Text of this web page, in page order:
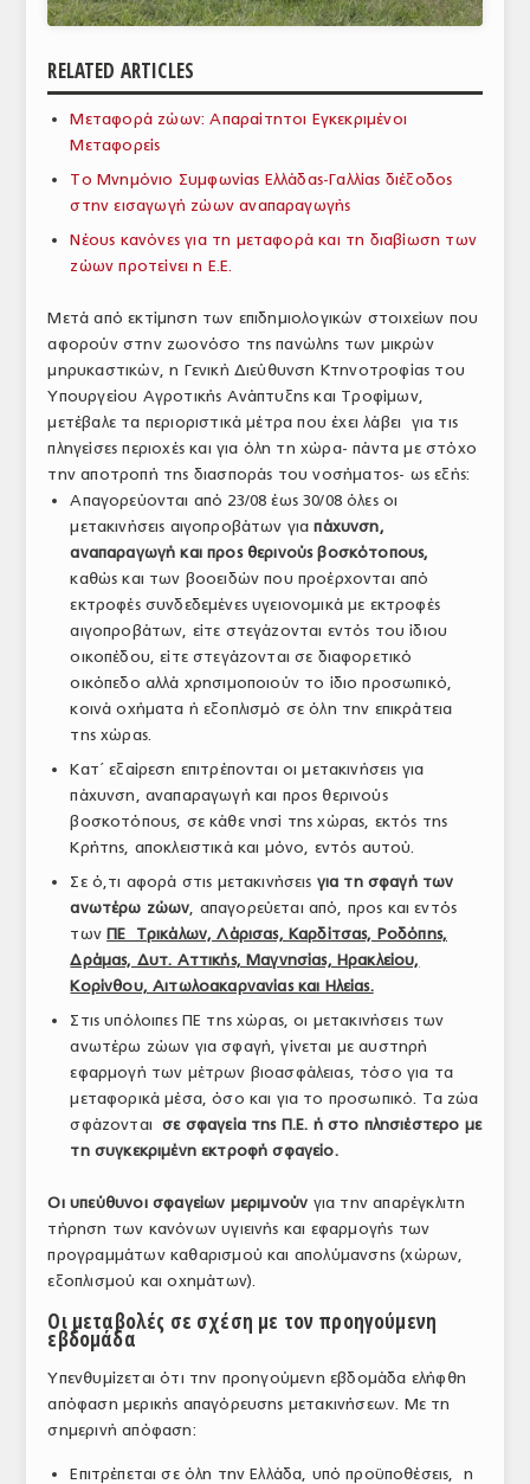
ΕΜΠΟΡΙΚΟΣ ΚΑΤΑΛΟΓΟΣ
ΠΑΡΑΓΩΓΗ & ΕΜΠΟΡΙΑ
ΣΦΑΓΕΙΑ
ΕΞΟΠΛΙΣΜΟΣ
ΥΠΗΡΕΣΙΕΣ
ΕΜΠΟΡΙΚΟΙ ΑΝΤΙΠΡΟΣΩΠΟΙ
ΝΟΜΟΘΕΣΙΑ
ΕΛΛΗΝΙΚΗ ΝΟΜΟΘΕΣΙΑ
ΕΥΡΩΠΑΪΚΗ ΝΟΜΟΘΕΣΙΑ
ΤΟ ΠΕΡΙΟΔΙΚΟ
Profile
ΑΡΧΕΙΟ ΤΕΥΧΩΝ
RELATED ARTICLES
Μεταφορά ζώων: Απαραίτητοι Εγκεκριμένοι
Μεταφορείς
To Μνημόνιο Συμφωνίας Ελλάδας-Γαλλίας διέξοδος
στην εισαγωγή ζώων αναπαραγωγής
Νέους κανόνες για τη μεταφορά και τη διαβίωση των
ζώων προτείνει η Ε.Ε.
Μετά από εκτίμηση των επιδημιολογικών στοιχείων που
αφορούν στην ζωονόσο της πανώλης των μικρών
μηρυκαστικών, η Γενική Διεύθυνση Κτηνοτροφίας του
Υπουργείου Αγροτικής Ανάπτυξης και Τροφίμων,
μετέβαλε τα περιοριστικά μέτρα που έχει λάβει για τις
πληγείσες περιοχές και για όλη τη χώρα- πάντα με στόχο
την αποτροπή της διασποράς του νοσήματος- ως εξής:
Απαγορεύονται από 23/08 έως 30/08 όλες οι
μετακινήσεις αιγοπροβάτων γιαπάχυνση,
αναπαραγωγή και προς θερινούς βοσκότοπους,
καθώς και των βοοειδών που προέρχονται από
εκτροφές συνδεδεμένες υγειονομικά με εκτροφές
αιγοπροβάτων, είτε στεγάζονται εντός του ίδιου
οικοπέδου, είτε στεγάζονται σε διαφορετικό
οικόπεδο αλλά χρησιμοποιούν το ίδιο προσωπικό,
κοινά οχήματα ή εξοπλισμό σε όλη την επικράτεια
της χώρας.
Κατ΄ εξαίρεση επιτρέπονται οι μετακινήσεις για
πάχυνση, αναπαραγωγή και προς θερινούς
βοσκοτόπους, σε κάθε νησί της χώρας, εκτός της
Κρήτης, αποκλειστικά και μόνο, εντός αυτού.
Σε ό,τι αφορά στις μετακινήσεις για τη σφαγή των
ανωτέρω ζώων, απαγορεύεται από, προς και εντός
των ΠΕ Τρικάλων, Λάρισας, Καρδίτσας, Ροδόπης,
Δράμας, Δυτ. Αττικής, Μαγνησίας, Ηρακλείου,
Κορίνθου, Αιτωλοακαρνανίας και Ηλείας.
Στις υπόλοιπες ΠΕ της χώρας, οι μετακινήσεις των
ανωτέρω ζώων για σφαγή, γίνεται με αυστηρή
εφαρμογή των μέτρων βιοασφάλειας, τόσο για τα
μεταφορικά μέσα, όσο και για το προσωπικό. Τα ζώα
σφάζονταισε σφαγεία της Π.Ε. ή στο πλησιέστερο με
τη συγκεκριμένη εκτροφή σφαγείο.
Οι υπεύθυνοι σφαγείων μεριμνούν για την απαρέγκλιτη
τήρηση των κανόνων υγιεινής και εφαρμογής των
προγραμμάτων καθαρισμού και απολύμανσης (χώρων,
εξοπλισμού και οχημάτων).
Οι μεταβολές σε σχέση με τον προηγούμενη
εβδομάδα
Υπενθυμίζεται ότι την προηγούμενη εβδομάδα ελήφθη
απόφαση μερικής απαγόρευσης μετακινήσεων. Με τη
σημερινή απόφαση:
Επιτρέπεται σε όλη την Ελλάδα, υπό προϋποθέσεις, η